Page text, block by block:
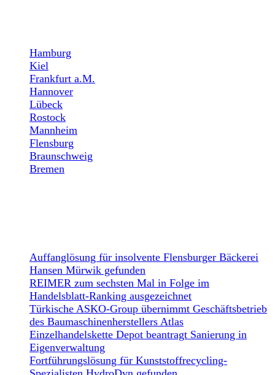
Hamburg
Kiel
Frankfurt a.M.
Hannover
Lübeck
Rostock
Mannheim
Flensburg
Braunschweig
Bremen
Auffanglösung für insolvente Flensburger Bäckerei
Hansen Mürwik gefunden
REIMER zum sechsten Mal in Folge im
Handelsblatt-Ranking ausgezeichnet
Türkische ASKO-Group übernimmt Geschäftsbetrieb
des Baumaschinenherstellers Atlas
Einzelhandelskette Depot beantragt Sanierung in
Eigenverwaltung
Fortführungslösung für Kunststoffrecycling-